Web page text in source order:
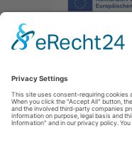
Imprint|Privacy policy|